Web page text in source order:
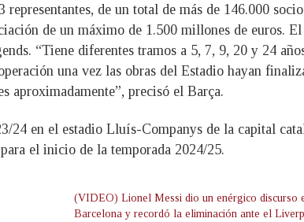
de un total de más de 146.000
de un máximo de 1.500 millones de euros.
“Tiene diferentes tramos a 5, 7, 9, 20 y 24
una vez las obras del Estadio hayan
aproximadamente”, precisó el Barça.
24 en el estadio Lluís-Companys de la capital
el inicio de la temporada 2024/25.
(VIDEO) Lionel Messi dio un enérgico discurso
Barcelona y recordó la eliminación ante el